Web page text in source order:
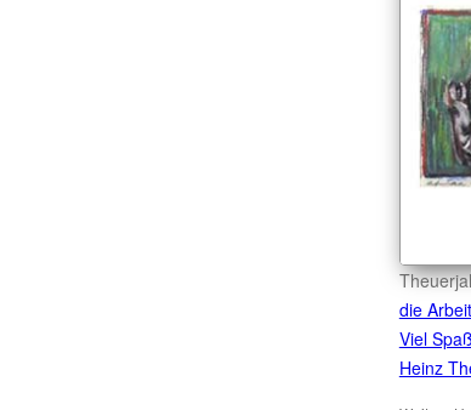
die
Viel
Heinz